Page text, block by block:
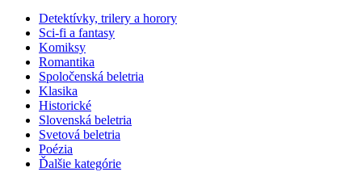
Detektívky, trilery a horory
Sci-fi a fantasy
Komiksy
Romantika
Spoločenská beletria
Klasika
Historické
Slovenská beletria
Svetová beletria
Poézia
Ďalšie kategórie